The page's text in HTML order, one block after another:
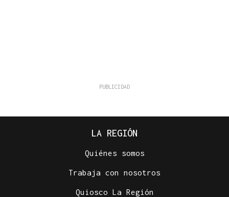
LA REGIÓN
Quiénes somos
Trabaja con nosotros
Quiosco La Región